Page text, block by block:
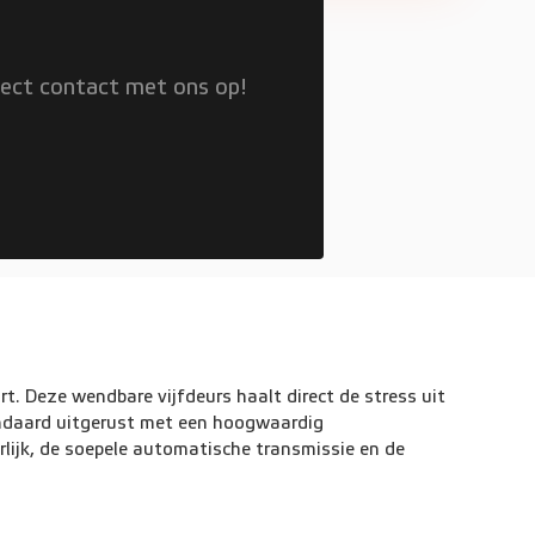
contact met ons op!
Deze wendbare vijfdeurs haalt direct de stress uit
uitgerust met een hoogwaardig
de soepele automatische transmissie en de